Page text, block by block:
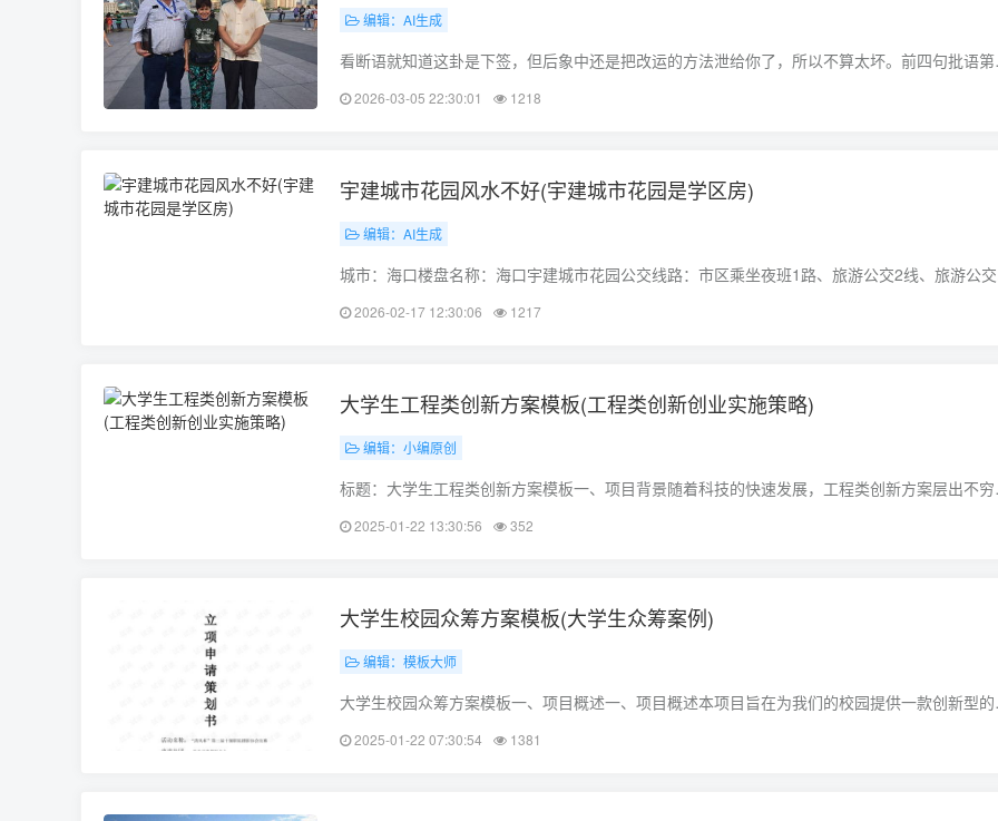
编辑：AI生成
看断语就知道这卦是下签，但后象中还是把改运的方法泄给你了，所以不算太坏。前四句批语第
那就是之前种有恶因，所以自然有恶果跟随，所以只有种善因来补救，后……
2026-03-05 22:30:01 1218
宇建城市花园风水不好(宇建城市花园是学区房)
编辑：AI生成
城市：海口楼盘名称：海口宇建城市花园公交线路：市区乘坐夜班1路、旅游公交2线、旅游公
市区乘坐8、12、13、16、28、29、3……
2026-02-17 12:30:06 1217
大学生工程类创新方案模板(工程类创新创业实施策略)
编辑：小编原创
标题：大学生工程类创新方案模板一、项目背景随着科技的快速发展，工程类创新方案层出不穷
工程类创新方案模板，以供参考。二、项目概述本创新方案项……
2025-01-22 13:30:56 352
大学生校园众筹方案模板(大学生众筹案例)
编辑：模板大师
大学生校园众筹方案模板一、项目概述一、项目概述本项目旨在为我们的校园提供一款创新型的
资金，为平台的发展提供有力支持。二、项目背景二、项目……
2025-01-22 07:30:54 1381